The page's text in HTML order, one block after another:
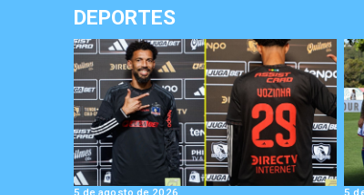
DEPORTES
5 de agosto de 2026 5